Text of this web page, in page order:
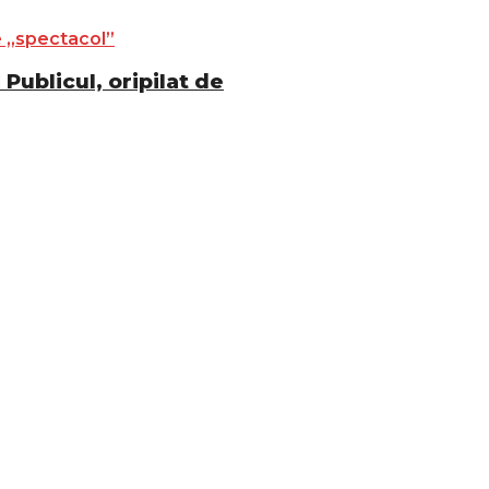
Publicul, oripilat de